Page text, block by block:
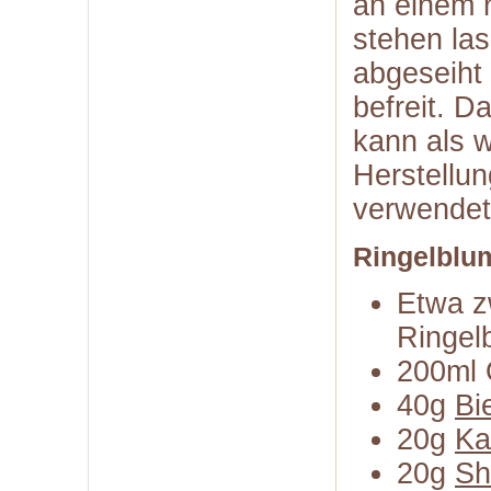
stehen
befreit.
kann als
Etwa
200ml
40g
20g
20g